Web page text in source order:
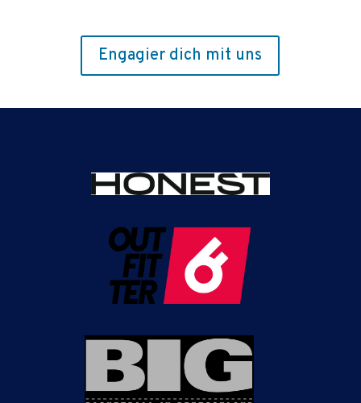
Engagier dich mit uns